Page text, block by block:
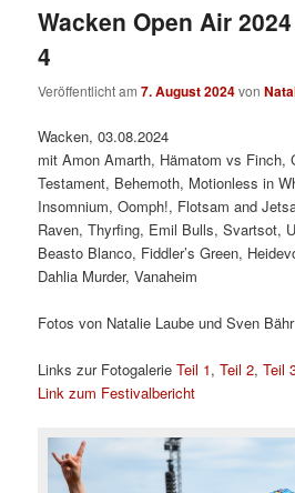
Wacken Open Air
4
Veröffentlicht am7. August 2024von
Wacken, 03.08.2024
mit Amon Amarth, Hämatom vs Finch,
Testament, Behemoth, Motionless in
Insomnium, Oomph!, Flotsam and
Raven, Thyrfing, Emil Bulls, Svartsot,
Beasto Blanco, Fiddler’s Green,
Dahlia Murder, Vanaheim
Fotos von Natalie Laube und Sven Bähr
Links zur FotogalerieTeil 1,Teil 2,Teil
Link zum Festivalbericht